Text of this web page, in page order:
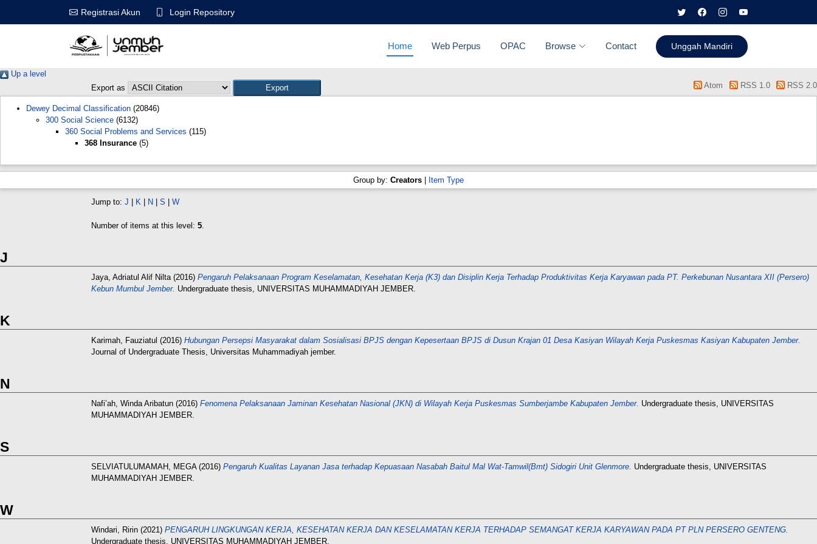
Registrasi Akun Login Repository
Home Web Perpus OPAC Browse Contact Unggah Mandiri
Up a level
Export as
Atom RSS 1.0 RSS 2.0
Dewey Decimal Classification (20846)
300 Social Science (6132)
360 Social Problems and Services (115)
368 Insurance (5)
Group by: Creators Item Type
Jump to: J K N S W
Number of items at this level: 5.
J
Jaya, Adriatul Alif Nilta(2016) Pengaruh Pelaksanaan Program Keselamatan, Kesehatan Kerja (K3) dan Disiplin Kerja Terhadap Produktivitas Kerja Karyawan pada PT. Perkebunan Nusantara XII (Persero)
Kebun Mumbul Jember. Undergraduate thesis, UNIVERSITAS MUHAMMADIYAH JEMBER.
K
Karimah, Fauziatul (2016) Hubungan Persepsi Masyarakat dalam Sosialisasi BPJS dengan Kepesertaan BPJS di Dusun Krajan 01 Desa Kasiyan Wilayah Kerja Puskesmas Kasiyan Kabupaten Jember.
Journal of Undergraduate Thesis, Universitas Muhammadiyah jember.
N
Nafi’ah, Winda Aribatun (2016) Fenomena Pelaksanaan Jaminan Kesehatan Nasional (JKN) di Wilayah Kerja Puskesmas Sumberjambe Kabupaten Jember. Undergraduate thesis, UNIVERSITAS
MUHAMMADIYAH JEMBER.
S
SELVIATULUMAMAH, MEGA(2016) Pengaruh Kualitas Layanan Jasa terhadap Kepuasaan Nasabah Baitul Mal Wat-Tamwil(Bmt) Sidogiri Unit Glenmore. Undergraduate thesis, UNIVERSITAS
MUHAMMADIYAH JEMBER.
W
Windari, Ririn (2021) PENGARUH LINGKUNGAN KERJA, KESEHATAN KERJA DAN KESELAMATAN KERJA TERHADAP SEMANGAT KERJA KARYAWAN PADA PT PLN PERSERO GENTENG.
Undergraduate thesis, UNIVERSITAS MUHAMMADIYAH JEMBER.